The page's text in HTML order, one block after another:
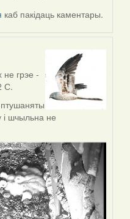
каб пакідаць каментары.
не грэе -
С.
і шчыльна не